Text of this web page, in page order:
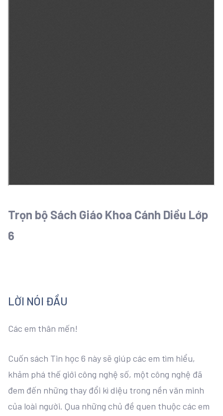
Trọn bộ Sách Giáo Khoa Cánh Diều Lớp
6
LỜI NÓI ĐẦU
Các em thân mến!
Cuốn sách Tin học 6 này sẽ giúp các em tìm hiểu,
khảm phá thế giới công nghệ số, một công nghệ đã
đem đến những thay đổi kì diệu trong nền văn minh
của loài người. Qua những chủ đề quen thuộc các em